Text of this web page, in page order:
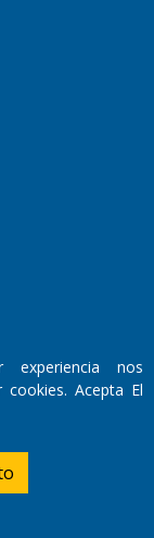
nos
Acepta El